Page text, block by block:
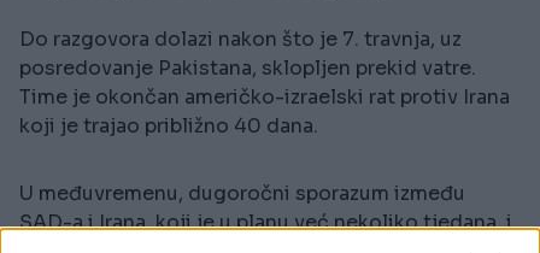
Do razgovora dolazi nakon što je 7. travnja, uz
posredovanje Pakistana, sklopljen prekid vatre.
Time je okončan američko-izraelski rat protiv Irana
koji je trajao približno 40 dana.
U međuvremenu, dugoročni sporazum između
SAD-a i Irana, koji je u planu već nekoliko tjedana, i